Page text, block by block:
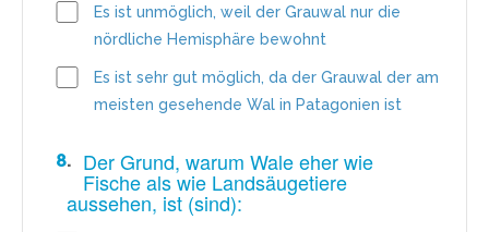
Es ist unmöglich, weil der Grauwal nur die
nördliche Hemisphäre bewohnt
Es ist sehr gut möglich, da der Grauwal der am
meisten gesehende Wal in Patagonien ist
8. Der Grund, warum Wale eher wie
Fische als wie Landsäugetiere
aussehen, ist (sind):